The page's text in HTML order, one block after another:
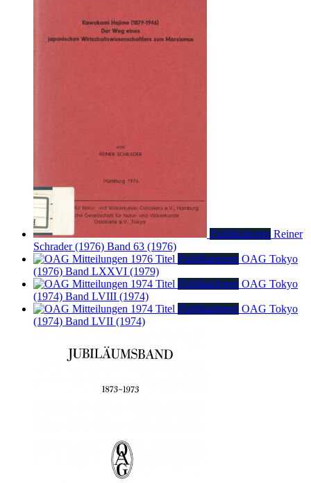
Publikationen Reiner
Schrader (1976) Band 63 (1976)
Publikationen OAG Tokyo
(1976) Band LXXVI (1979)
Publikationen OAG Tokyo
(1974) Band LVIII (1974)
Publikationen OAG Tokyo
(1974) Band LVII (1974)